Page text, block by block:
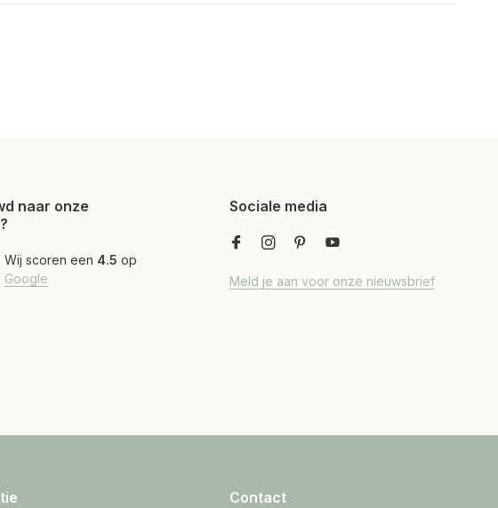
naar onze
Wij scoren een 4.5 op
Google
Sociale media
Meld je aan voor onze nieuwsbrief
Contact